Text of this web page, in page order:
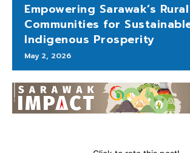
Empowering Sarawak’s Rural
Communities for
Indigenous Prosperity
May 2, 2026